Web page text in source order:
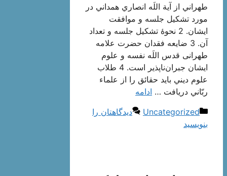
طهراني از آية اللَه انصاري همداني در
مورد تشكيل جلسه و موافقت
ايشان. 2 نحوۀ تشكيل جلسه و تعداد
آن. 3 ضايعه فقدان حضرت علامه
طهرانی قدس اللَه نفسه و علوم
ايشان جبران‌ناپذير است. 4 طلاب
علوم ديني بايد حقائق را از علماء
ربّاني دريافت … ادامه
دسته‌ها
Uncategorized
دیدگاهتان را
بنویسید